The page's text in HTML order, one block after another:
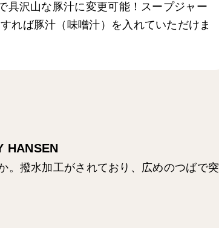
具沢山な豚汁に変更可能！スープジャー
れば豚汁（味噌汁）を入れていただけま
HANSEN
。撥水加工がされており、広めのつばで突